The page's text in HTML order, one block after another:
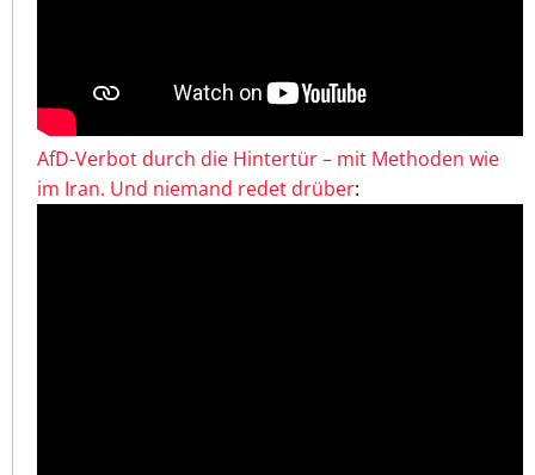
AfD-Verbot durch die Hintertür – mit Methoden wie
im Iran. Und niemand redet drüber: